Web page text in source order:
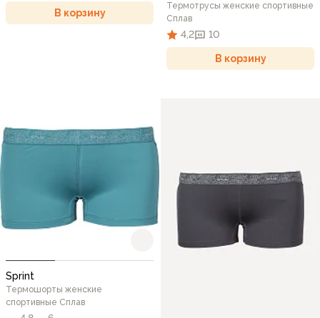
В корзину
Термотрусы женские спортивные
Сплав
4,2 10
В корзину
Sprint
Термошорты женские
спортивные Сплав